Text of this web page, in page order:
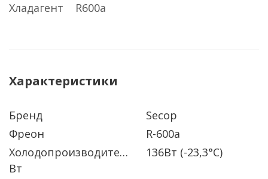
Хладагент R600a
Характеристики
Бренд
Secop
Фреон
R-600a
Холодопроизводительность
Вт
136Вт (-23,3°C)